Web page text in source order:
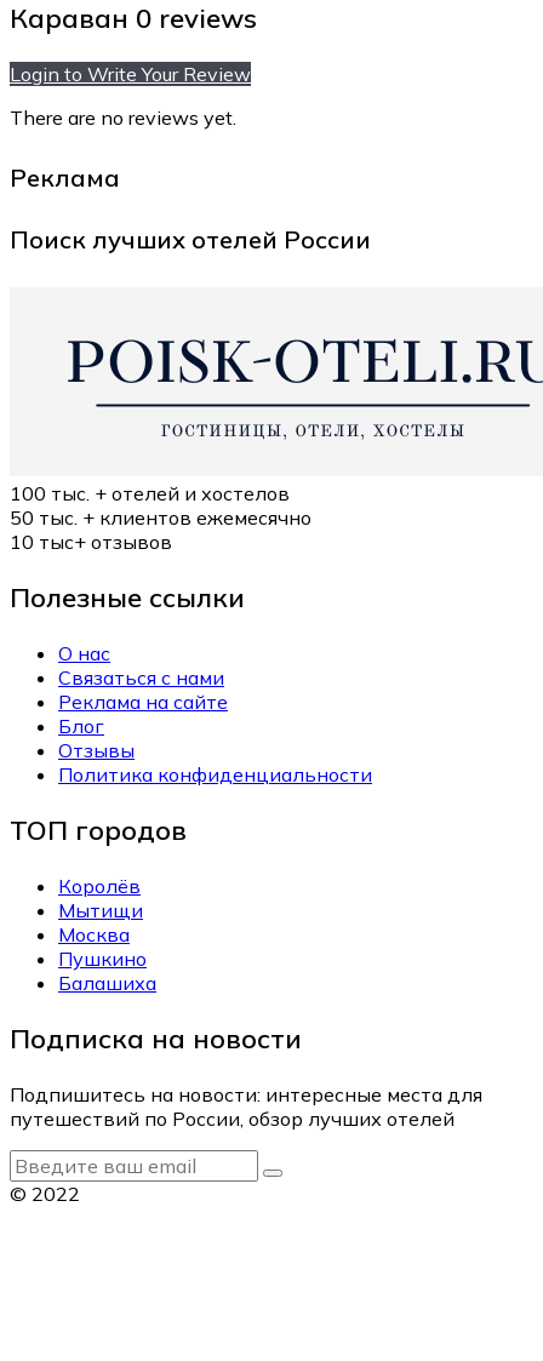
Караван 0 reviews
Login to Write Your Review
There are no reviews yet.
Реклама
Поиск лучших отелей России
100 тыс. + отелей и хостелов
50 тыс. + клиентов ежемесячно
10 тыс+ отзывов
Полезные ссылки
О нас
Связаться с нами
Реклама на сайте
Блог
Отзывы
Политика конфиденциальности
ТОП городов
Королёв
Мытищи
Москва
Пушкино
Балашиха
Подписка на новости
Подпишитесь на новости: интересные места для
путешествий по России, обзор лучших отелей
© 2022